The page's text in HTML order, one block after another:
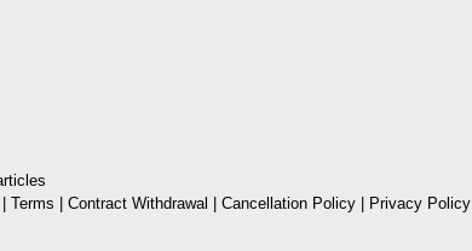
Terms Contract Withdrawal Cancellation Policy Privacy Policy